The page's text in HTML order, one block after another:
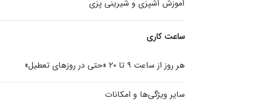
آموزش آشپزی و شیرینی پزی
ساعت کاری
هر روز از ساعت ۹ تا ۲۰ «حتی در روزهای تعطیل»
سایر ویژگی‌ها و امکانات